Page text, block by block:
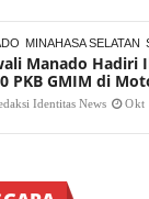
MINAHASA SELATAN
Manado Hadiri
PKB GMIM di
Identitas News Okt